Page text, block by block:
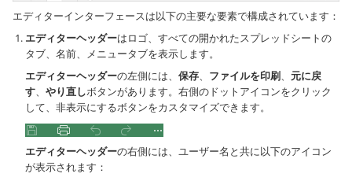
エディターインターフェースは以下の主要な要素で構成されています：
エディターヘッダーはロゴ、 すべての開かれたスプレッドシートの
タブ、名前、メニュータブを表示します。
エディターヘッダーの左側には、 保存、 ファイルを印刷、 元に戻
す、 やり直しボタンがあります。右側のドットアイコンをクリック
して、非表示にするボタンをカスタマイズできます。
エディターヘッダーの右側には、ユーザー名と共に以下のアイコン
が表示されます：